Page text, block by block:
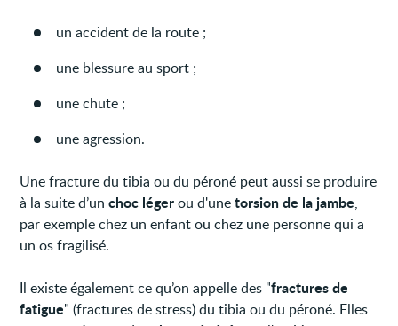
un accident de la route ;
une blessure au sport ;
une chute ;
une agression.
Une fracture du tibia ou du péroné peut aussi se produire
à la suite d’unchoc légerou d'unetorsion de la jambe,
par exemple chez un enfant ou chez une personne qui a
un os fragilisé.
Il existe également ce qu’on appelle des "fractures de
fatigue" (fractures de stress) du tibia ou du péroné. Elles